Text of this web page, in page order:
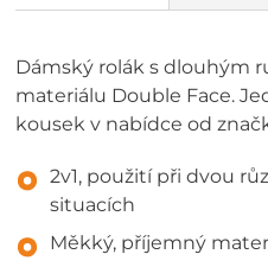
Dámský rolák s dlouhým
materiálu Double Face.
kousek v nabídce od
2v1, použití při dvou
situacích
Měkký, příjemný